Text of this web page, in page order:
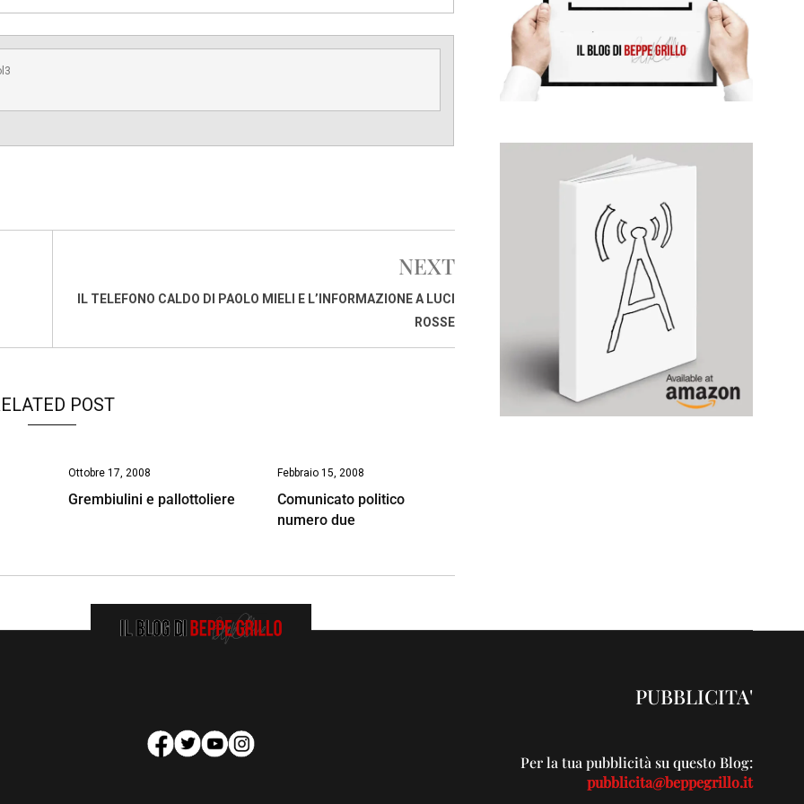
NEXT
IL TELEFONO CALDO DI PAOLO MIELI E L’INFORMAZIONE A LUCI
ROSSE
POST
Ottobre 17, 2008
Grembiulini e pallottoliere
Febbraio 15, 2008
Comunicato politico
numero due
PUBBLICITA'
Per la tua pubblicità su questo Blog:
pubblicita@beppegrillo.it